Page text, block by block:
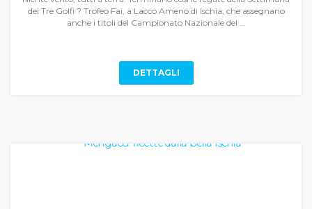
dei Tre Golfi ? Trofeo Fai, a Lacco Ameno di Ischia, che assegnano
anche i titoli del Campionato Nazionale del ...
DETTAGLI